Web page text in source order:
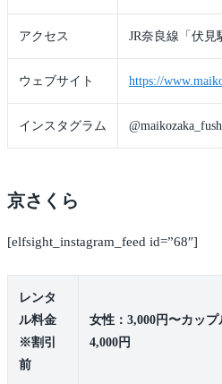
アクセス JR奈良線「伏見
ウェブサイト https://
インスタグラム
京さくら
[elfsight_instagram_feed id=”68″]
レンタ
ル料金
※割引
前
女性：3,000円〜カップ
4,000円